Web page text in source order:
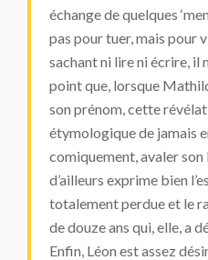
échange de quelques
pas pour tuer, mais pour
sachant ni lire ni écrire, il
point que, lorsque
son prénom, cette
étymologique de jamais
comiquement, avaler
d’ailleurs exprime bien
totalement perdue et le
de douze ans qui, elle, a
Enfin, Léon est assez